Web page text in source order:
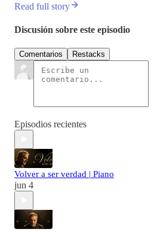
Read full story
Discusión sobre este episodio
Comentarios Restacks
Episodios recientes
Volver a ser verdad | Piano
jun 4